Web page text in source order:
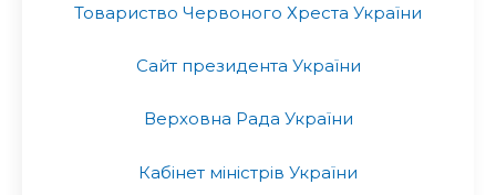
Товариство Червоного Хреста України
Сайт президента України
Верховна Рада України
Кабінет міністрів України